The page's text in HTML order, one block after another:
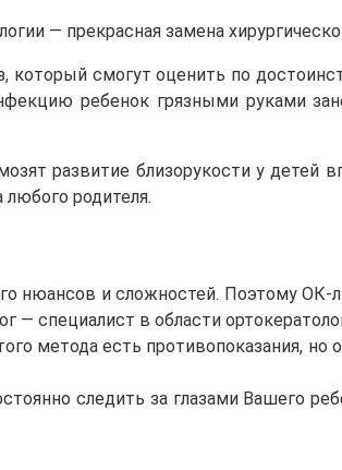
— прекрасная замена
который смогут оценить по
ребенок грязными руками
развитие близорукости у детей
родителя.
нюансов и сложностей. Поэтому ОК-
— специалист в области
метода есть противопоказания,
следить за глазами Вашего